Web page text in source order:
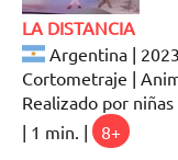
LA DISTANCIA
Argentina |
Cortometraje |
Realizado por
| 1 min. |
8+